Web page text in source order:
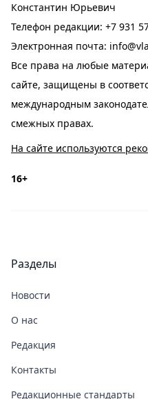
Константин Юрьевич
Телефон редакции: +7 931
Электронная почта:
Все права на любые
сайте, защищены в
международным
смежных правах.
На сайте используются
16+
Разделы
Новости
О нас
Редакция
Контакты
Редакционные стандарты